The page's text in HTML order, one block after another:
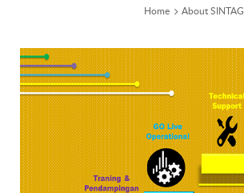
Home About SINTAG